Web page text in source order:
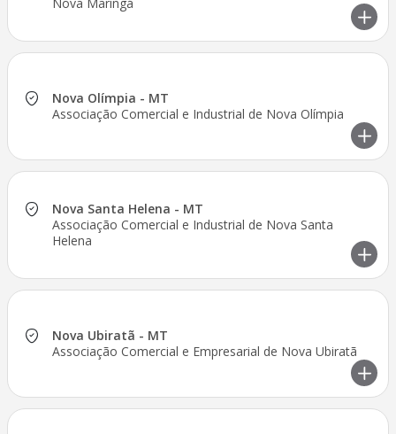
Nova Olímpia - MT
Associação Comercial e Industrial de Nova Olímpia
Nova Santa Helena - MT
Associação Comercial e Industrial de Nova Santa
Helena
Nova Ubiratã - MT
Associação Comercial e Empresarial de Nova Ubiratã